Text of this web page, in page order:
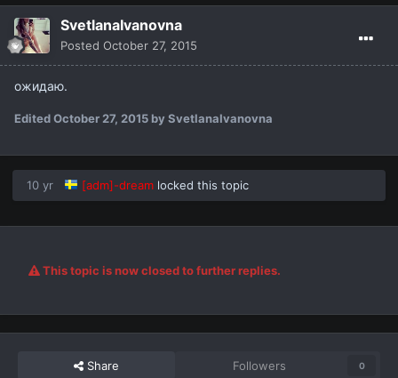
SvetlanaIvanovna
Posted October 27, 2015
ожидаю.
EditedOctober 27, 2015 by SvetlanaIvanovna
10 yr [adm]-dream locked this topic
This topic is now closed to further replies.
Share Followers 0